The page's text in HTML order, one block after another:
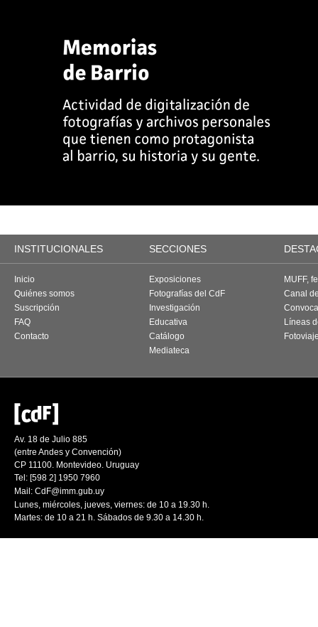
INSTITUCIONALES SECCIONES
Inicio
Quiénes somos
Suscripción
FAQ
Contacto
Exposiciones
Fotografías del CdF
Investigación
Educativa
Catálogo
Mediateca
MUFF,
Canal
Líneas
Av. 18 de Julio 885
(entre Andes y Convención)
CP 11100. Montevideo. Uruguay
Tel: [598 2] 1950 7960
Mail: CdF@imm.gub.uy
Lunes, miércoles, jueves, viernes: de 10 a 19.30 h.
Martes: de 10 a 21 h. Sábados de 9.30 a 14.30 h.